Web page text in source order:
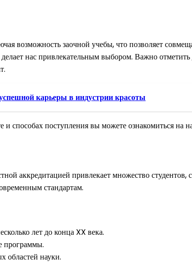
возможность заочной учебы, что позволяет
нас привлекательным выбором. Важно
карьеры в индустрии красоты
способах поступления вы можете ознакомиться на
аккредитацией привлекает множество
стандартам.
лет до конца XX века.
программы.
областей науки.